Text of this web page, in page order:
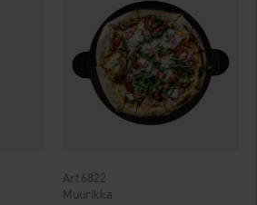
Muurikka
6822